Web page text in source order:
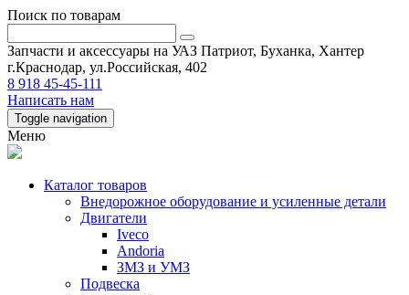
Поиск по товарам
Запчасти и аксессуары на УАЗ Патриот, Буханка, Хантер
г.Краснодар, ул.Российская, 402
8 918 45-45-111
Написать нам
Toggle navigation
Меню
Каталог товаров
Внедорожное оборудование и усиленные детали
Двигатели
Iveco
Andoria
ЗМЗ и УМЗ
Подвеска